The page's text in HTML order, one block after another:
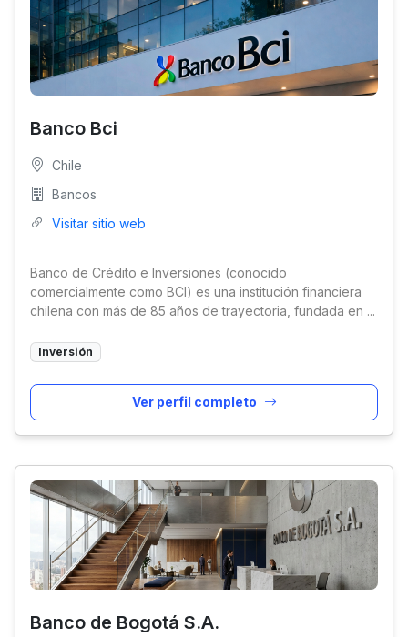
Banco Bci
Chile
Bancos
Visitar sitio web
Banco de Crédito e Inversiones (conocido
comercialmente como BCI) es una institución financiera
chilena con más de 85 años de trayectoria, fundada en ...
Inversión
Ver perfil completo
Banco de Bogotá S.A.